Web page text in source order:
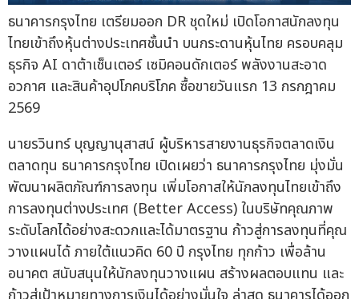
ธนาคารกรุงไทย เตรียมออก DR ชุดใหม่ เปิดโอกาสนักลงทุน
ไทยเข้าถึงหุ้นต่างประเทศชั้นนำ บนกระดานหุ้นไทย ครอบคลุม
ธุรกิจ AI ดาต้าเซ็นเตอร์ เซมิคอนดักเตอร์ พลังงานสะอาด
อวกาศ และสินค้าอุปโภคบริโภค ซื้อขายวันแรก 13 กรกฎาคม
2569
นายรวินทร์ บุญญานุสาสน์ ผู้บริหารสายงานธุรกิจตลาดเงิน
ตลาดทุน ธนาคารกรุงไทย เปิดเผยว่า ธนาคารกรุงไทย มุ่งมั่น
พัฒนาผลิตภัณฑ์การลงทุน เพิ่มโอกาสให้นักลงทุนไทยเข้าถึง
การลงทุนต่างประเทศ (Better Access) ในบริษัทคุณภาพ
ระดับโลกได้อย่างสะดวกและได้มาตรฐาน ก้าวสู่การลงทุนที่คุณ
วางแผนได้ ภายใต้แนวคิด 60 ปี กรุงไทย ทุกก้าว เพื่อล้าน
อนาคต สนับสนุนให้นักลงทุนวางแผน สร้างผลตอบแทน และ